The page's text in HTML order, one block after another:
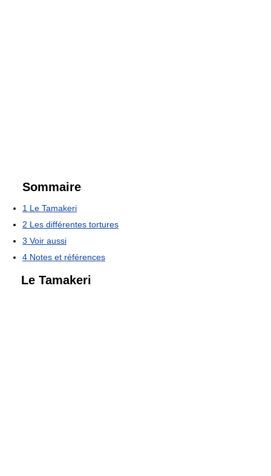
Sommaire
1 Le Tamakeri
2 Les différentes tortures
3 Voir aussi
4 Notes et références
Le Tamakeri